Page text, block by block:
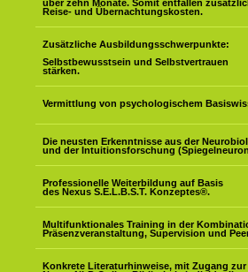
über zehn Monate. Somit entfallen
Reise- und Übernachtungskosten.
Zusätzliche Ausbildungsschwerpunkte:
Selbstbewusstsein und Selbstvertrauen
stärken.
Vermittlung von psychologischem
Die neusten Erkenntnisse aus der
und der Intuitionsforschung
Professionelle Weiterbildung auf Basis
des Nexus S.E.L.B.S.T. Konzeptes®.
Multifunktionales Training in der
Präsenzveranstaltung, Supervision und
Konkrete Literaturhinweise, mit Zugang zur